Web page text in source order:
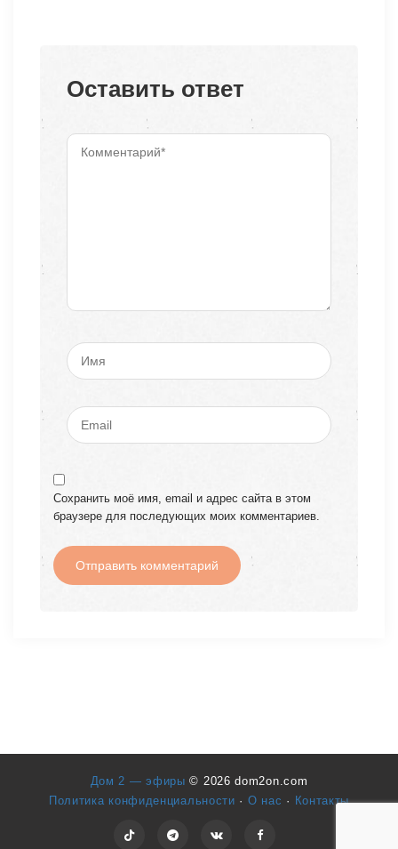
Оставить ответ
Сохранить моё имя, email и адрес сайта в этом
браузере для последующих моих комментариев.
Дом 2 — эфиры© 2026 dom2on.com
Политика конфиденциальности · О нас · Контакты